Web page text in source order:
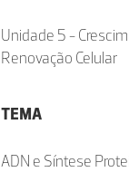
Unidade 5 -
Renovação Celular
TEMA
ADN e Síntese